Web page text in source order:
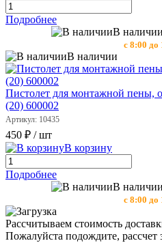
Подробнее
В
с 8:00 до
В наличии
Пистолет для монтажной
(20) 600002
Артикул: 10435
450 ₽ / шт
В корзину
Подробнее
В
с 8:00 до
Рассчитываем стоимость
Пожалуйста подождите, рассчет